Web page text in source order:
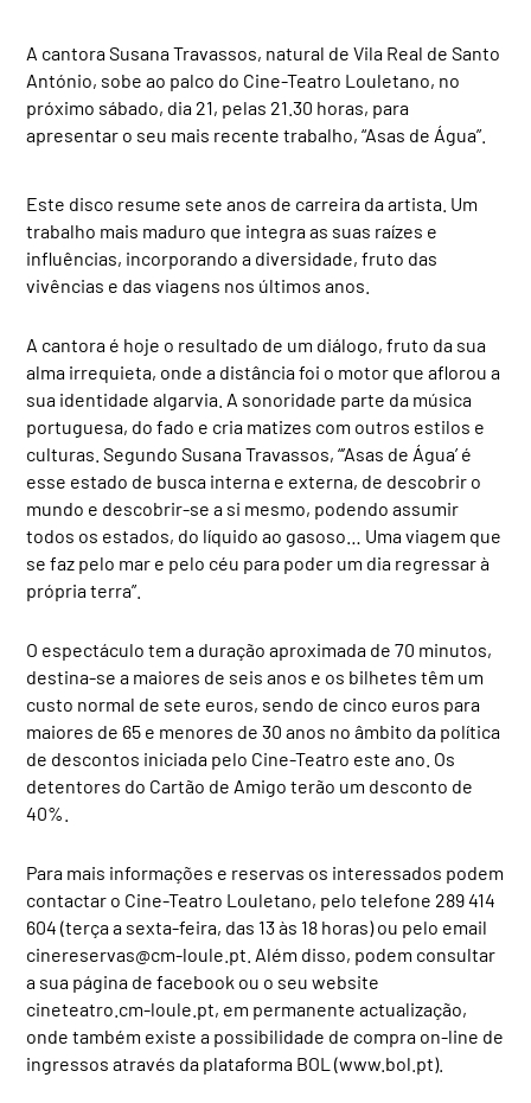
A cantora Susana Travassos, natural de Vila Real de Santo
António, sobe ao palco do Cine-Teatro Louletano, no
próximo sábado, dia 21, pelas 21.30 horas, para
apresentar o seu mais recente trabalho, “Asas de Água”.
Este disco resume sete anos de carreira da artista. Um
trabalho mais maduro que integra as suas raízes e
influências, incorporando a diversidade, fruto das
vivências e das viagens nos últimos anos.
A cantora é hoje o resultado de um diálogo, fruto da sua
alma irrequieta, onde a distância foi o motor que aflorou a
sua identidade algarvia. A sonoridade parte da música
portuguesa, do fado e cria matizes com outros estilos e
culturas. Segundo Susana Travassos, “’Asas de Água’ é
esse estado de busca interna e externa, de descobrir o
mundo e descobrir-se a si mesmo, podendo assumir
todos os estados, do líquido ao gasoso… Uma viagem que
se faz pelo mar e pelo céu para poder um dia regressar à
própria terra”.
O espectáculo tem a duração aproximada de 70 minutos,
destina-se a maiores de seis anos e os bilhetes têm um
custo normal de sete euros, sendo de cinco euros para
maiores de 65 e menores de 30 anos no âmbito da política
de descontos iniciada pelo Cine-Teatro este ano. Os
detentores do Cartão de Amigo terão um desconto de
40%.
Para mais informações e reservas os interessados podem
contactar o Cine-Teatro Louletano, pelo telefone 289 414
604 (terça a sexta-feira, das 13 às 18 horas) ou pelo email
cinereservas@cm-loule.pt . Além disso, podem consultar
a sua página de facebook ou o seu website
cineteatro.cm-loule.pt, em permanente actualização,
onde também existe a possibilidade de compra on-line de
ingressos através da plataforma BOL (www.bol.pt).